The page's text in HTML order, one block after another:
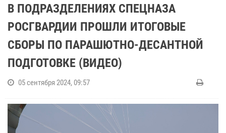
В ПОДРАЗДЕЛЕНИЯХ СПЕЦНАЗА
РОСГВАРДИИ ПРОШЛИ ИТОГОВЫЕ
СБОРЫ ПО ПАРАШЮТНО-ДЕСАНТНОЙ
ПОДГОТОВКЕ (ВИДЕО)
05 сентября 2024, 09:57